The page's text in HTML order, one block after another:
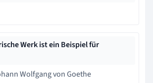
Werk ist ein Beispiel für
Wolfgang von Goethe